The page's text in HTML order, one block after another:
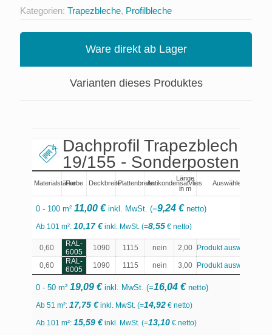
Kategorien: Trapezbleche, Profilbleche
Ware direkt ab Lager
Varianten dieses Produktes
Dachprofil Trapezblech
19/155 - Sonderposten
Materialstärke
Farbe DeckbreitePlattenbreiteAntikondensatvlies
Länge
in m
Auswählen
0 - 100 m² 11,00 €inkl. MwSt. (=9,24 €netto)
Ab 101 m²: 10,17 €inkl. MwSt. (=8,55 € netto)
0,60
RAL-
6005
1090 1115 nein 2,00 Produkt auswählen
0,60
RAL-
6005
1090 1115 nein 3,00 Produkt auswählen
0 - 50 m² 19,09 €inkl. MwSt. (=16,04 €netto)
Ab 51 m²: 17,75 €inkl. MwSt. (=14,92 € netto)
Ab 101 m²: 15,59 €inkl. MwSt. (=13,10 € netto)